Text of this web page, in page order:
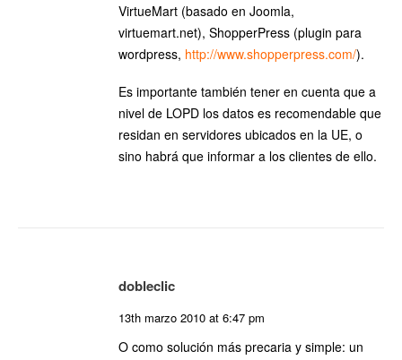
VirtueMart (basado en Joomla,
virtuemart.net), ShopperPress (plugin para
wordpress, http://www.shopperpress.com/).
Es importante también tener en cuenta que a
nivel de LOPD los datos es recomendable que
residan en servidores ubicados en la UE, o
sino habrá que informar a los clientes de ello.
dobleclic
13th marzo 2010 at 6:47 pm
O como solución más precaria y simple: un